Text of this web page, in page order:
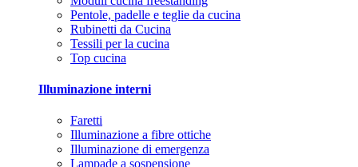
Pentole, padelle e teglie da cucina
Rubinetti da Cucina
Tessili per la cucina
Top cucina
Illuminazione interni
Faretti
Illuminazione a fibre ottiche
Illuminazione di emergenza
Lampade a sospensione